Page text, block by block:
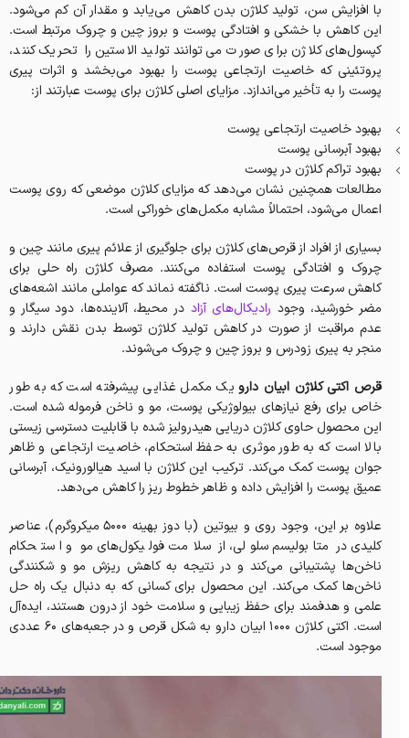
با افزایش سن، تولید کلاژن بدن کاهش می‌یابد و مقدار آن کم می‌شود.
این کاهش با خشکی و افتادگی پوست و بروز چین و چروک مرتبط است.
کپسول‌های کلاژن برای صورت می‌توانند تولید الاستین را تحریک کنند،
پروتئینی که خاصیت ارتجاعی پوست را بهبود می‌بخشد و اثرات پیری
پوست را به تأخیر می‌اندازد. مزایای اصلی کلاژن برای پوست عبارتند از:
بهبود خاصیت ارتجاعی پوست
بهبود آبرسانی پوست
بهبود تراکم کلاژن در پوست
مطالعات همچنین نشان می‌دهد که مزایای کلاژن موضعی که روی پوست
اعمال می‌شود، احتمالاً مشابه مکمل‌های خوراکی است.
بسیاری از افراد از قرص‌های کلاژن برای جلوگیری از علائم پیری مانند چین و
چروک و افتادگی پوست استفاده می‌کنند. مصرف کلاژن راه حلی برای
کاهش سرعت پیری پوست است. ناگفته نماند که عواملی مانند اشعه‌های
مضر خورشید، وجود رادیکال‌های آزاد در محیط، آلاینده‌ها، دود سیگار و
عدم مراقبت از صورت در کاهش تولید کلاژن توسط بدن نقش دارند و
منجر به پیری زودرس و بروز چین و چروک می‌شوند.
قرص اکتی کلاژن ابیان دارو یک مکمل غذایی پیشرفته است که به طور
خاص برای رفع نیازهای بیولوژیکی پوست، مو و ناخن فرموله شده است.
این محصول حاوی کلاژن دریایی هیدرولیز شده با قابلیت دسترسی زیستی
بالا است که به طور موثری به حفظ استحکام، خاصیت ارتجاعی و ظاهر
جوان پوست کمک می‌کند. ترکیب این کلاژن با اسید هیالورونیک، آبرسانی
عمیق پوست را افزایش داده و ظاهر خطوط ریز را کاهش می‌دهد.
علاوه بر این، وجود روی و بیوتین (با دوز بهینه ۵۰۰۰ میکروگرم)، عناصر
کلیدی در متابولیسم سلولی، از سلامت فولیکول‌های مو و استحکام
ناخن‌ها پشتیبانی می‌کند و در نتیجه به کاهش ریزش مو و شکنندگی
ناخن‌ها کمک می‌کند. این محصول برای کسانی که به دنبال یک راه حل
علمی و هدفمند برای حفظ زیبایی و سلامت خود از درون هستند، ایده‌آل
است. اکتی کلاژن ۱۰۰۰ ابیان دارو به شکل قرص و در جعبه‌های ۶۰ عددی
موجود است.